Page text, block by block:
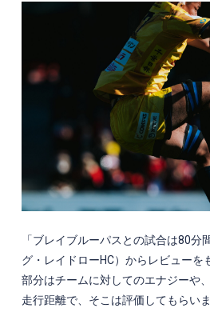
「ブレイブルーパスとの試合は80分
グ・レイドローHC）からレビューを
部分はチームに対してのエナジーや
走行距離で、そこは評価してもらいま